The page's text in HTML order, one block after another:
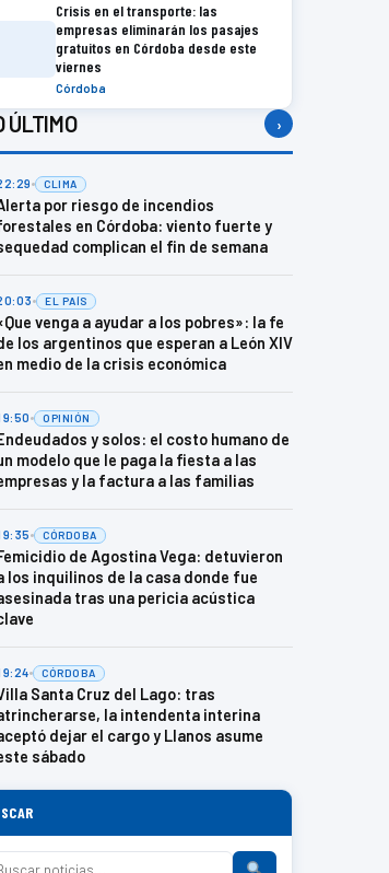
Crisis en el transporte: las
empresas eliminarán los pasajes
gratuitos en Córdoba desde este
viernes
Córdoba
ÚLTIMO ›
CLIMA
por riesgo de incendios
en Córdoba: viento fuerte y
complican el fin de semana
EL PAÍS
venga a ayudar a los pobres»: la fe
los argentinos que esperan a León XIV
medio de la crisis económica
OPINIÓN
y solos: el costo humano de
modelo que le paga la fiesta a las
y la factura a las familias
CÓRDOBA
de Agostina Vega: detuvieron
los inquilinos de la casa donde fue
tras una pericia acústica
CÓRDOBA
Santa Cruz del Lago: tras
la intendenta interina
dejar el cargo y Llanos asume
sábado